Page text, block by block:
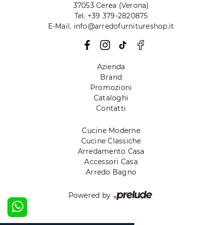
37053 Cerea (Verona)
Tel. +39 379-2820875
E-Mail. info@arredofurnitureshop.it
Azienda
Brand
Promozioni
Cataloghi
Contatti
Cucine Moderne
Cucine Classiche
Arredamento Casa
Accessori Casa
Arredo Bagno
Powered by